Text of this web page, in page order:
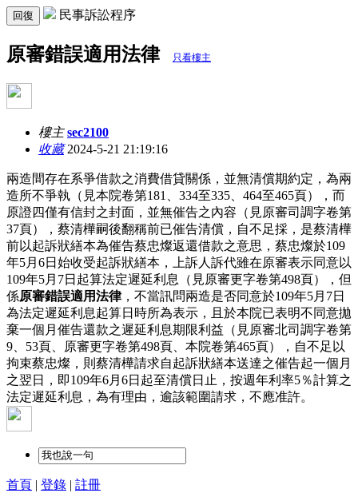
回復 民事訴訟程序
原審錯誤適用法律 只看樓主
樓主 sec2100
收藏2024-5-21 21:19:16
兩造間存在系爭借款之消費借貸關係，並無清償期約定，為兩
造所不爭執（見本院卷第181、334至335、464至465頁），而
原證四僅有信封之封面，並無催告之內容（見原審司調字卷第
37頁），蔡清樺嗣後翻稱前已催告清償，自不足採，是蔡清樺
前以起訴狀繕本為催告蔡忠燦返還借款之意思，蔡忠燦於109
年5月6日始收受起訴狀繕本，上訴人訴代雖在原審表示同意以
109年5月7日起算法定遲延利息（見原審更字卷第498頁），但
係原審錯誤適用法律，不當訊問兩造是否同意於109年5月7日
為法定遲延利息起算日時所為表示，且於本院已表明不同意拋
棄一個月催告還款之遲延利息期限利益（見原審北司調字卷第
9、53頁、原審更字卷第498頁、本院卷第465頁），自不足以
拘束蔡忠燦，則蔡清樺請求自起訴狀繕本送達之催告起一個月
之翌日，即109年6月6日起至清償日止，按週年利率5％計算之
法定遲延利息，為有理由，逾該範圍請求，不應准許。
首頁 | 登錄 | 註冊